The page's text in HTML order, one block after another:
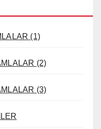
(1)
(2)
(3)